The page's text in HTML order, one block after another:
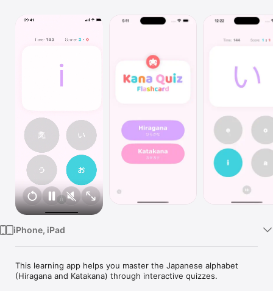
iPhone, iPad
This learning app helps you master the Japanese alphabet
(Hiragana and Katakana) through interactive quizzes.